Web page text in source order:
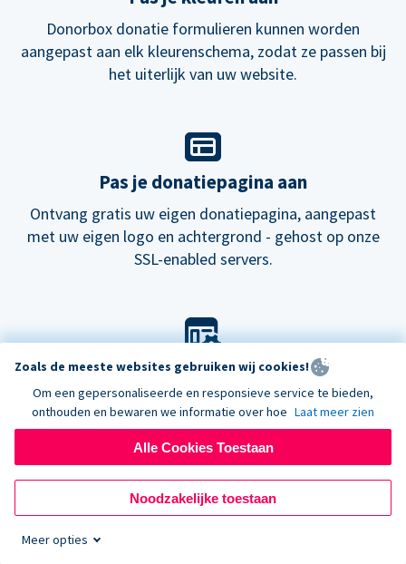
Donorbox donatie formulieren kunnen worden
aangepast aan elk kleurenschema, zodat ze passen bij
het uiterlijk van uw website.
Pas je donatiepagina aan
Ontvang gratis uw eigen donatiepagina, aangepast
met uw eigen logo en achtergrond - gehost op onze
SSL-enabled servers.
Pas je look aan
Kies onze standaard lay-out voor donatieformulieren
of probeer onzenieuwedonatiepagina's.
Zoals de meeste websites gebruiken wij cookies!
Om een gepersonaliseerde en responsieve service te bieden,
onthouden en bewaren we informatie over hoe Laat meer zien
Alle Cookies Toestaan
Noodzakelijke toestaan
Meer opties